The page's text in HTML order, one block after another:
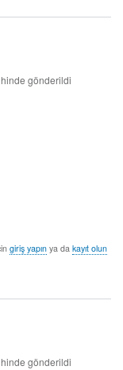
gönderildi
giriş yapınya da kayıt olun
gönderildi